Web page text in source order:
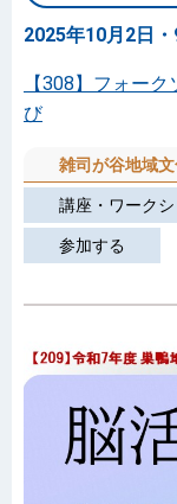
2025年10月2日
【308】フォー
び
雑司が谷地域
講座・ワーク
参加する